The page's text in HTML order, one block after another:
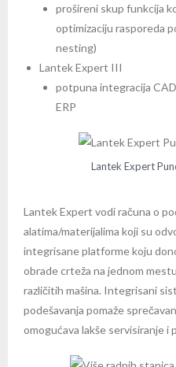
prošireni skup funkcija
optimizaciju rasporeda
nesting)
Lantek Expert III
potpuna integracija
ERP
Lantek Expert
Lantek Expert vodi računa o
alatima/materijalima koji su
integrisane platforme koju
obrade crteža na jednom
različitih mašina. Integrisani
podešavanja pomaže
omogućava lakše servisiranje i